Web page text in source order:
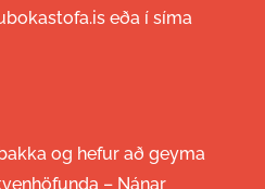
eða í síma
og hefur að geyma
– Nánar